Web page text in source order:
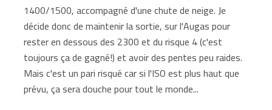
1400/1500, accompagné d'une chute de neige. Je
décide donc de maintenir la sortie, sur l'Augas pour
rester en dessous des 2300 et du risque 4 (c'est
toujours ça de gagné!) et avoir des pentes peu raides.
Mais c'est un pari risqué car si l'ISO est plus haut que
prévu, ça sera douche pour tout le monde...